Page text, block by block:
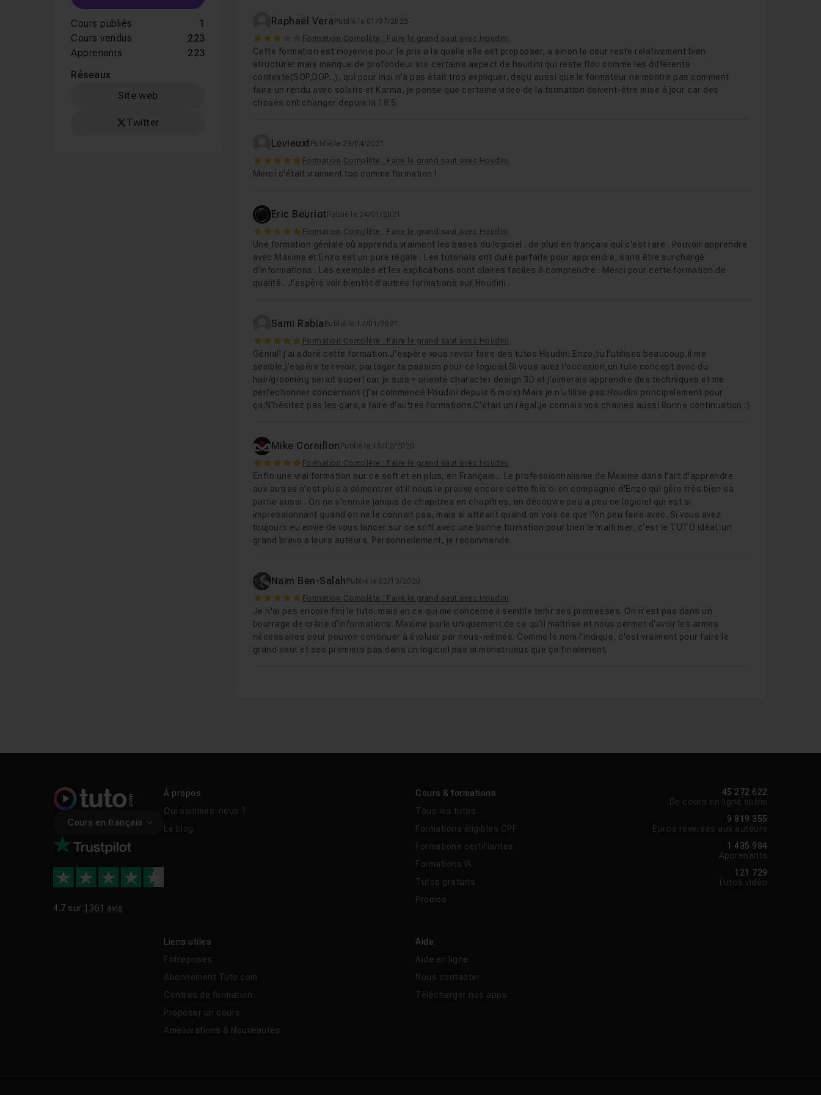
Cours publiés
1
Cours vendus
223
Apprenants
223
Réseaux
Site web
Twitter
Raphaël Vera Publié le 01/07/2025
3 Formation Complète : Faire le grand saut avec Houdini
Cette formation est moyenne pour le prix a la quelle elle est propopser, a sinon le cour reste relativement bien
structurer mais manque de profondeur sur certains aspect de houdini qui reste flou comme les différents
contexte(SOP,DOP...), qui pour moi n'a pas était trop expliquer, deçu aussi que le formateur ne montre pas comment
faire un rendu avec solaris et Karma, je pense que certaine video de la formation doivent-être mise à jour car des
choses ont changer depuis la 18.5.
Levieuxt Publié le 29/04/2021
5 Formation Complète : Faire le grand saut avec Houdini
Merci c'était vraiment top comme formation !
Eric Beuriot Publié le 24/01/2021
5 Formation Complète : Faire le grand saut avec Houdini
Une formation géniale où apprends vraiment les bases du logiciel . de plus en français qui c'est rare . Pouvoir apprendre
avec Maxime et Enzo est un pure régale . Les tutorials ont duré parfaite pour apprendre, sans être surchargé
d'informations . Les exemples et les explications sont claires faciles à comprendre . Merci pour cette formation de
qualité . J’espère voir bientôt d'autres formations sur Houdini .
Sami Rabia Publié le 17/01/2021
5 Formation Complète : Faire le grand saut avec Houdini
Génial! j'ai adoré cette formation.J’espère vous revoir faire des tutos Houdini.Enzo,tu l'utilises beaucoup,il me
semble,j’espère te revoir, partager ta passion pour ce logiciel.Si vous avez l'occasion,un tuto concept avec du
hair/grooming serait super! car je suis + orienté character design 3D et j'aimerais apprendre des techniques et me
perfectionner concernant (j'ai commencé Houdini depuis 6 mois).Mais je n'utilise pas.Houdini principalement pour
ça.N'hésitez pas les gars,a faire d'autres formations.C'était un régal,je connais vos chaines aussi.Bonne continuation :)
Mike Cornillon Publié le 15/12/2020
5 Formation Complète : Faire le grand saut avec Houdini
Enfin une vrai formation sur ce soft et en plus, en Français... Le professionnalisme de Maxime dans l'art d'apprendre
aux autres n'est plus a démontrer et il nous le prouve encore cette fois ci en compagnie d'Enzo qui gère très bien sa
partie aussi . On ne s'ennuie jamais de chapitres en chapitres, on découvre peu a peu ce logiciel qui est si
impressionnant quand on ne le connait pas, mais si attirant quand on vois ce que l'on peu faire avec. Si vous avez
toujours eu envie de vous lancer sur ce soft avec une bonne formation pour bien le maitriser, c'est le TUTO idéal. un
grand bravo a leurs auteurs. Personnellement, je recommande.
Naïm Ben-Salah Publié le 02/10/2020
5 Formation Complète : Faire le grand saut avec Houdini
Je n'ai pas encore fini le tuto, mais en ce qui me concerne il semble tenir ses promesses. On n'est pas dans un
bourrage de crâne d'informations. Maxime parle uniquement de ce qu'il maîtrise et nous permet d'avoir les armes
nécessaires pour pouvoir continuer à évoluer par nous-mêmes. Comme le nom l'indique, c'est vraiment pour faire le
grand saut et ses premiers pas dans un logiciel pas si monstrueux que ça finalement.
Cours en français
4.7 sur 1361 avis
À propos
Qui sommes-nous ?
Le blog
Cours & formations
Tous les tutos
Formations éligibles CPF
Formations certifiantes
Formations IA
Tutos gratuits
Promos
Liens utiles
Entreprises
Abonnement Tuto.com
Centres de formation
Proposer un cours
Améliorations & Nouveautés
Aide
Aide en ligne
Nous contacter
Télécharger nos apps
45 272 622
De cours en ligne suivis
9 819 355
Euros reversés aux auteurs
1 435 984
Apprenants
121 729
Tutos vidéo